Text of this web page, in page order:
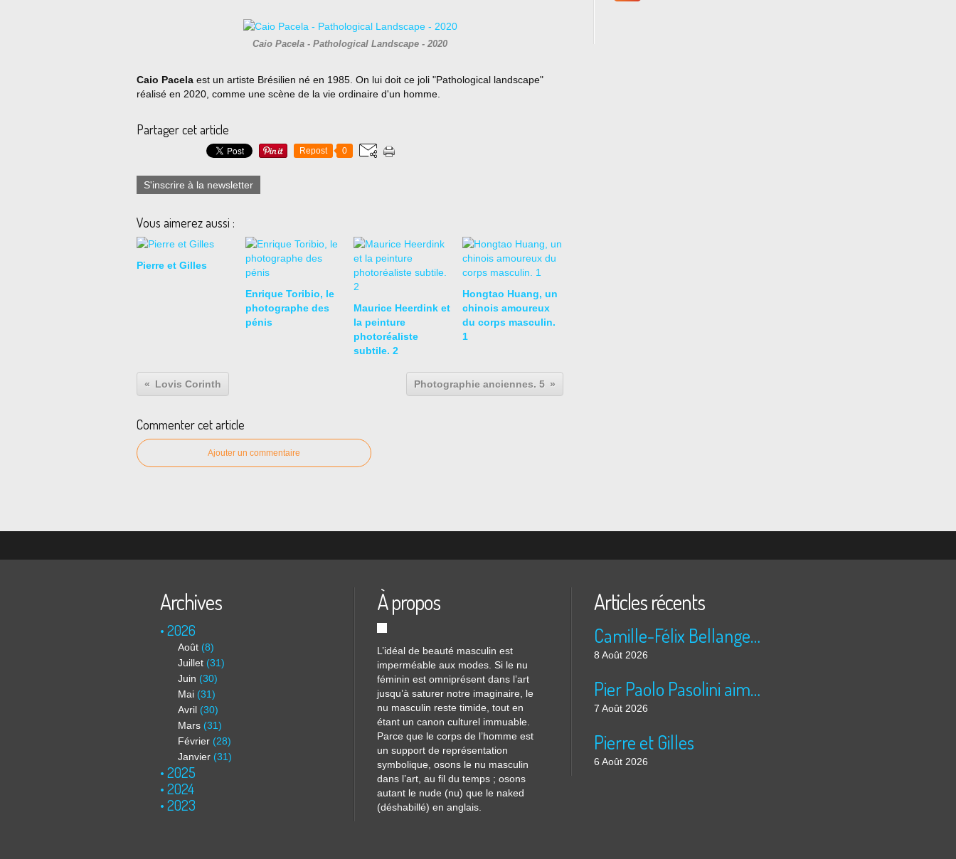
Caio Pacela - Pathological Landscape - 2020
Caio Pacela est un artiste Brésilien né en 1985. On lui doit ce joli "Pathological landscape"
réalisé en 2020, comme une scène de la vie ordinaire d'un homme.
Partager cet article
Repost 0
S'inscrire à la newsletter
Vous aimerez aussi :
Pierre et Gilles
Enrique Toribio, le
photographe des
pénis
Maurice Heerdink et
la peinture
photoréaliste
subtile. 2
Hongtao Huang, un
chinois amoureux
du corps masculin.
1
Lovis Corinth Photographie anciennes. 5
Commenter cet article
Ajouter un commentaire
Archives
2026
Août (8)
Juillet (31)
Juin (30)
Mai (31)
Avril (30)
Mars (31)
Février (28)
Janvier (31)
2025
2024
2023
À propos
L’idéal de beauté masculin est
imperméable aux modes. Si le nu
féminin est omniprésent dans l’art
jusqu’à saturer notre imaginaire, le
nu masculin reste timide, tout en
étant un canon culturel immuable.
Parce que le corps de l’homme est
un support de représentation
symbolique, osons le nu masculin
dans l’art, au fil du temps ; osons
autant le nude (nu) que le naked
(déshabillé) en anglais.
Articles récents
Camille-Félix Bellanger a un faible pour Abel
8 Août 2026
Pier Paolo Pasolini aime les nuits arabes
7 Août 2026
Pierre et Gilles
6 Août 2026